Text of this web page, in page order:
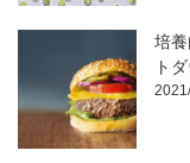
培
ト